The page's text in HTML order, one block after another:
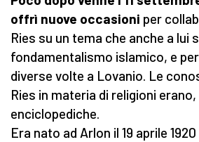
offrì nuove occasioni per
Ries su un tema che anche a lui
fondamentalismo islamico, e
diverse volte a Lovanio. Le
Ries in materia di religioni
enciclopediche.
Era nato ad Arlon il 19 aprile